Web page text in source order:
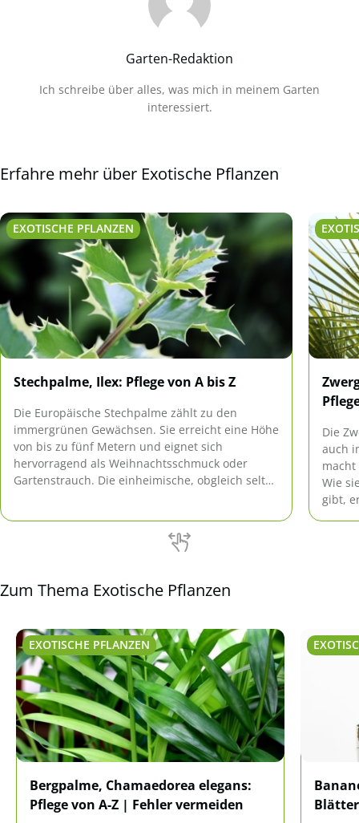
Garten-Redaktion
Ich schreibe über alles, was mich in meinem Garten
interessiert.
Erfahre mehr über Exotische Pflanzen
EXOTISCHE PFLANZEN
Stechpalme, Ilex: Pflege von A bis Z
Die Europäische Stechpalme zählt zu den
immergrünen Gewächsen. Sie erreicht eine Höhe
von bis zu fünf Metern und eignet sich
hervorragend als Weihnachtsschmuck oder
Gartenstrauch. Die einheimische, obgleich selten
besonders pflegeleicht und robust.
Die
auch
Wie
gibt,
Zum Thema Exotische Pflanzen
EXOTISCHE PFLANZEN
Bergpalme, Chamaedorea elegans:
Pflege von A-Z | Fehler vermeiden